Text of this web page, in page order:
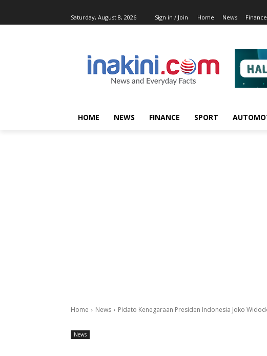
Saturday, August 8, 2026 Sign in / Join Home News Finance
HOME NEWS FINANCE SPORT
Home News Pidato Kenegaraan Presiden Indonesia Joko
News